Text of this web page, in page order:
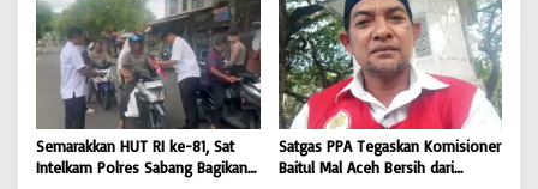
Semarakkan HUT RI ke-81, Sat
Intelkam Polres Sabang Bagikan
Satgas PPA Tegaskan Komisioner
Baitul Mal Aceh Bersih dari